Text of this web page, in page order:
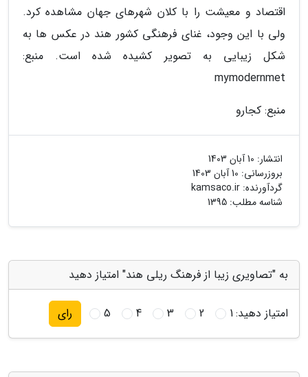
اقتصاد و معیشت را با کلان شهرهای جهان مشاهده کرد.
ولی با این وجود، غنای فرهنگی کشور هند در عکس ها به
شکل زیبایی به تصویر کشیده شده است. منبع:
mymodernmet
منبع: کجارو
انتشار: 10 آبان 1403
بروزرسانی: 10 آبان 1403
گردآورنده: kamsaco.ir
شناسه مطلب: 1395
به "تصاویری زیبا از فرهنگ ریلی هند" امتیاز دهید
امتیاز دهید:1
2
3
4
5 رای